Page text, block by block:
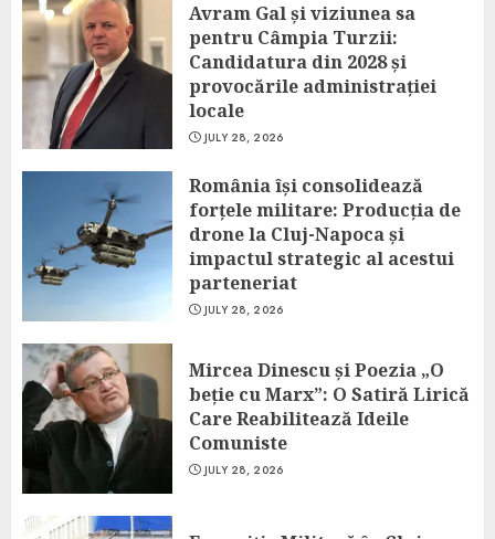
Avram Gal și viziunea sa
pentru Câmpia Turzii:
Candidatura din 2028 și
provocările administrației
locale
JULY 28, 2026
România își consolidează
forțele militare: Producția de
drone la Cluj-Napoca și
impactul strategic al acestui
parteneriat
JULY 28, 2026
Mircea Dinescu și Poezia „O
beție cu Marx”: O Satiră Lirică
Care Reabilitează Ideile
Comuniste
JULY 28, 2026